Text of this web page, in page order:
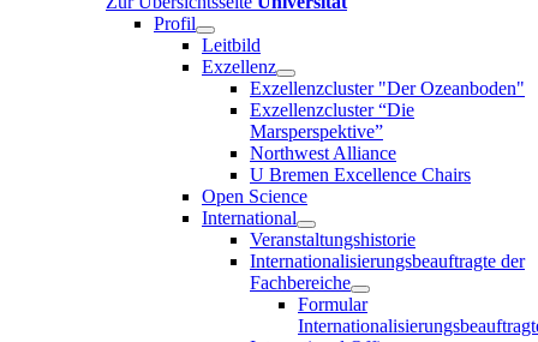
Profil
Leitbild
Exzellenz
Exzellenzcluster "Der Ozeanboden"
Exzellenzcluster “Die
Marsperspektive”
Northwest Alliance
U Bremen Excellence Chairs
Open Science
International
Veranstaltungshistorie
Internationalisierungsbeauftragte der
Fachbereiche
Formular